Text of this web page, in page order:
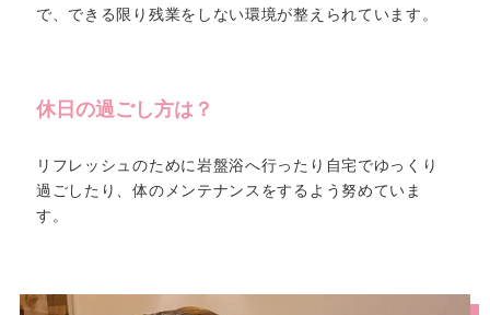
で、できる限り残業をしない環境が整えられています。
休日の過ごし方は？
リフレッシュのために岩盤浴へ行ったり自宅でゆっくり
過ごしたり、体のメンテナンスをするよう努めていま
す。